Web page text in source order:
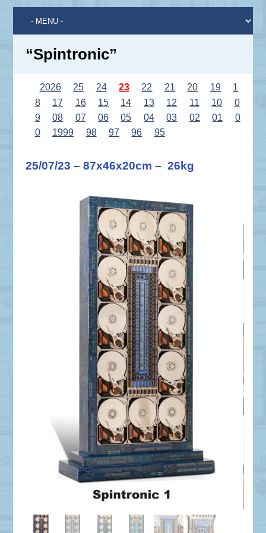
“Spintronic”
2026 25 24 23 22 21 20 19
1
8
17 16 15 14 13 12 11 10
0
9
08 07 06 05 04 03 02 01
0
0
1999 98 97 96 95
25/07/23 – 87x46x20cm – 26kg